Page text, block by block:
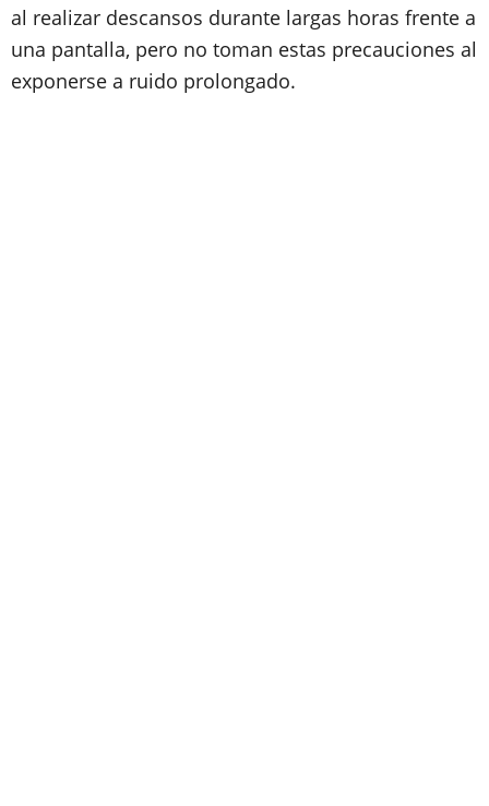
al realizar descansos durante largas horas frente a
una pantalla, pero no toman estas precauciones al
exponerse a ruido prolongado.